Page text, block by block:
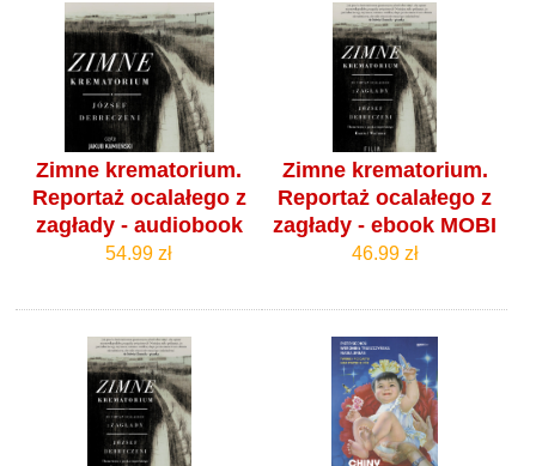
Zimne krematorium.
Reportaż ocalałego z
zagłady - audiobook
54.99 zł
Zimne krematorium.
Reportaż ocalałego z
zagłady - ebook MOBI
46.99 zł